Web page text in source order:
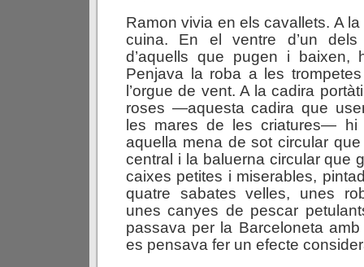
Ramon vivia en els cavallets. A
cuina. En el ventre d’un
d’aquells que pugen i baixen,
Penjava la roba a les
l’orgue de vent. A la cadira
roses —aquesta cadira que
les mares de les criatures—
aquella mena de sot circular que
central i la baluerna circular que
caixes petites i miserables,
quatre sabates velles, unes
unes canyes de pescar
passava per la Barceloneta
es pensava fer un efecte